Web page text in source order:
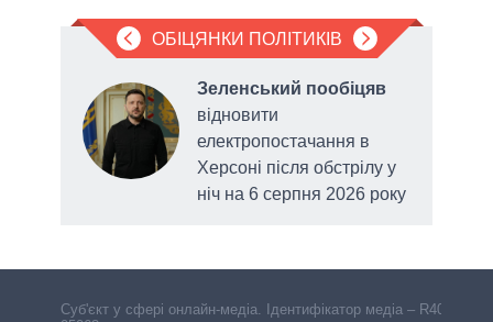
ОБІЦЯНКИ ПОЛІТИКІВ
Зеленський пообіцяв
відновити
електропостачання в
Херсоні після обстрілу у
ніч на 6 серпня 2026 року
Cуб'єкт у сфері онлайн-медіа. Ідентифікатор медіа – R40-